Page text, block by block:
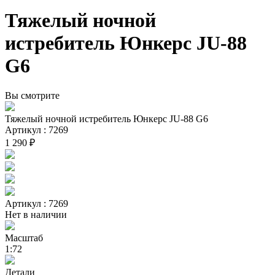
Тяжелый ночной
истребитель Юнкерс JU-88
G6
Вы смотрите
Тяжелый ночной истребитель Юнкерс JU-88 G6
Артикул : 7269
1 290 ₽
Артикул : 7269
Нет в наличии
Масштаб
1:72
Детали